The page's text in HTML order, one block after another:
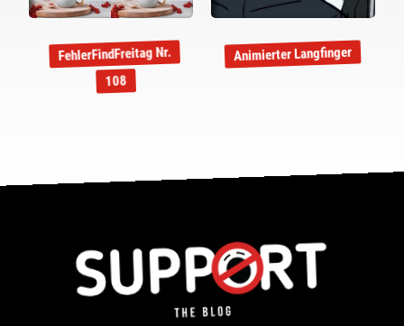
FehlerFindFreitag Nr.
108
Animierter Langfinger